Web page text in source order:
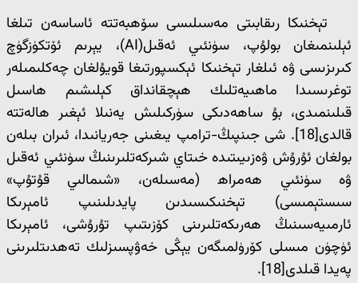
تېخنىكا رىقابىتى مەسىلىسى سۆھبەتتە ئاساسەن تىلغا
ئېلىنمىغان بولۇپ، سۈنئىي ئەقىل(AI)، يېرىم ئۆتكۈزگۈچ
كىرىزىسى ۋە ئىلغار تېخنىكا ئېكسپورتىغا قويۇلغان چەكلىمىلەر
توغرىسىدا ماھىيەتلىك ھېچقانداق كېلىشىم ھاسىل
قىلىنمىدى، بۇ ساھەدىكى سۈركىلىش يەنىلا ئېغىر ھالەتتە
قالدى[18]. شى جىنپىڭ-ترامپ يىغىنى جەريانىدا، ئىران بىلەن
بولغان ئۇرۇش ۋەزىيىتىدە خىتاي شىركەتلىرىنىڭ سۈنئىي ئەقىل
ۋە سۈنئىي ھەمراھ (مەسىلەن، «شىمالىي قۇتۇپ»
سىستېمىسى) تېخنىكىسىدىن پايدىلىنىپ ئامېرىكا
ئارمىيەسىنىڭ ھەرىكەتلىرىنى كۆزىتىپ تۇرۇشى، ئامېرىكا
ئۈچۈن مىسلى كۆرۈلمىگەن يېڭى خەۋپسىزلىك تەھدىتلىرىنى
پەيدا قىلدى[18].